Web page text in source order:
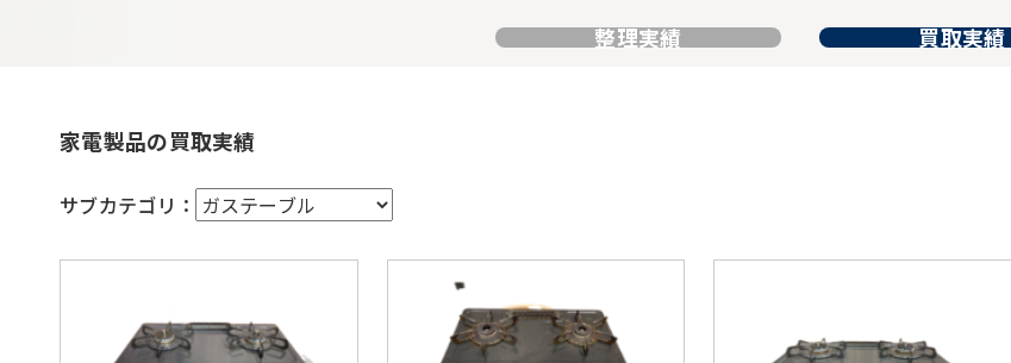
整理実績 買取実績
家電製品の買取実績
サブカテゴリ：